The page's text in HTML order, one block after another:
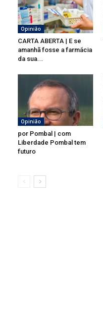
Opinião
CARTA ABERTA | E se
amanhã fosse a farmácia
da sua...
Opinião
por Pombal | com
Liberdade Pombal tem
futuro